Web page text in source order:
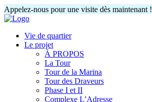
Appelez-nous pour une visite dès maintenant !
Vie de quartier
Le projet
À PROPOS
La Tour
Tour de la Marina
Tour des Draveurs
Phase I et II
Complexe L’Adresse